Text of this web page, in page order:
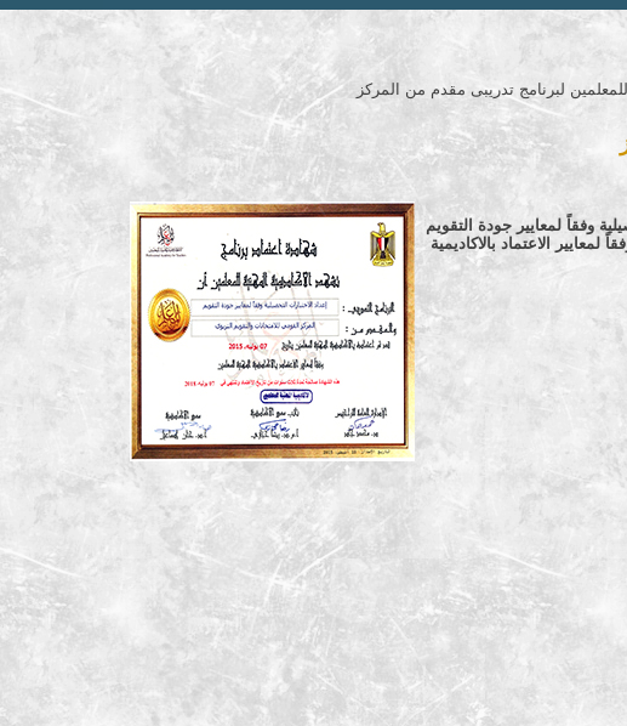
للمعلمين لبرنامج تدريبى مقدم من المركز
وفقاً لمعايير جودة التقويم
الاعتماد بالاكاديمية